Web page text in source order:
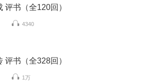
评书（全120回）
4340
评书（全328回）
1万